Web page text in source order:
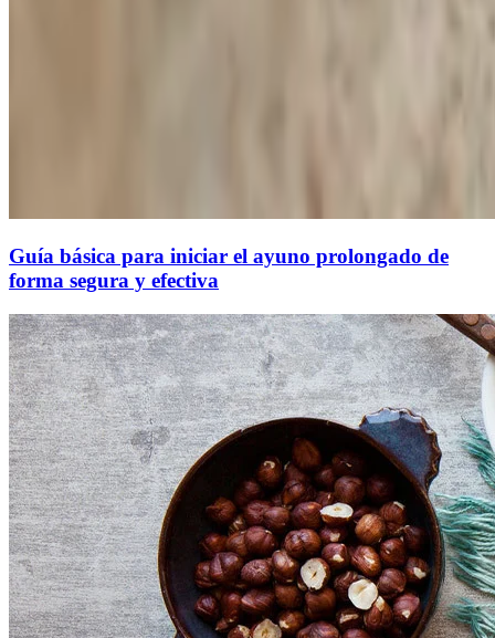
Guía básica para iniciar el ayuno prolongado de
forma segura y efectiva